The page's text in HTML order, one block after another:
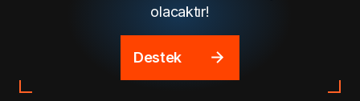
olacaktır!
Destek